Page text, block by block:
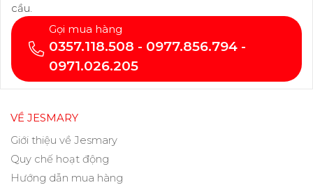
cầu.
Gọi mua hàng
0357.118.508 - 0977.856.794 -
0971.026.205
VỀ JESMARY
Giới thiệu về Jesmary
Quy chế hoạt động
Hướng dẫn mua hàng